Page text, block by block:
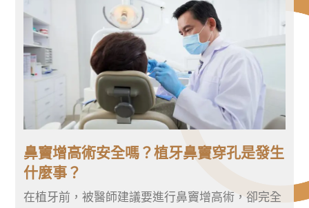
鼻竇增高術安全嗎？植牙鼻竇穿孔是發生
什麼事？
在植牙前，被醫師建議要進行鼻竇增高術，卻完全